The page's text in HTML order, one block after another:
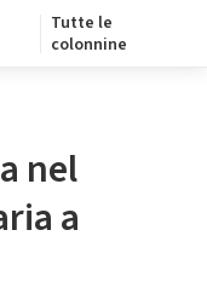
Tutte le
colonnine
nel
a